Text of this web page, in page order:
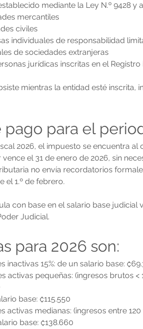
mediante la Ley N.º 9428 y
mercantiles
civiles
individuales de responsabilidad
de sociedades extranjeras
jurídicas inscritas en el
mientras la entidad esté inscrita,
pago para el
2026, el impuesto se encuentra al
el 31 de enero de 2026, sin
no envía recordatorios
el 1.º de febrero.
con base en el salario base judicial
Judicial.
para 2026 son:
inactivas 15%: de un salario base:
activas pequeñas: (ingresos brutos
base: ₡115.550
activas medianas: (ingresos entre
base: ₡138.660